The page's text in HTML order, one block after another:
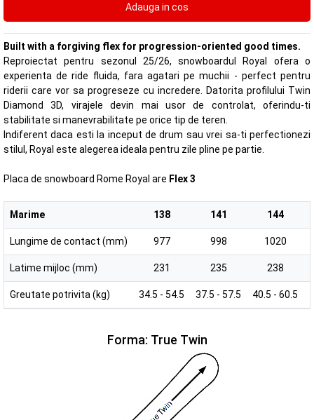
Built with a forgiving flex for progression-oriented good times.
Reproiectat pentru sezonul 25/26, snowboardul Royal ofera o
experienta de ride fluida, fara agatari pe muchii - perfect pentru
riderii care vor sa progreseze cu incredere. Datorita profilului Twin
Diamond 3D, virajele devin mai usor de controlat, oferindu-ti
stabilitate si manevrabilitate pe orice tip de teren.
Indiferent daca esti la inceput de drum sau vrei sa-ti perfectionezi
stilul, Royal este alegerea ideala pentru zile pline pe partie.
Placa de snowboard Rome Royal are Flex 3
Marime 138 141 144
Lungime de contact (mm) 977 998 1020
Latime mijloc (mm) 231 235 238
Greutate potrivita (kg) 34.5 - 54.5 37.5 - 57.5 40.5 - 60.5
Forma: True Twin